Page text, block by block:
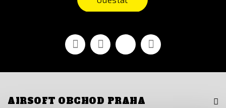
FacebookYouTubeVimeo Instagram
AIRSOFT OBCHOD PRAHA